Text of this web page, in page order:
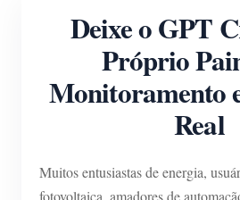
Trifásico Medidor de
Trifásico Medidor de
Trifásico Medidor de
IAMMETER Cloud Pro
Deixe o GPT
Próprio
Monitoramento
Real
Muitos entusiastas de energia,